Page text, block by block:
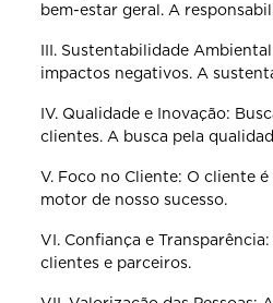
bem-estar geral. A
III. Sustentabilidade
impactos negativos. A
IV. Qualidade e Inovação:
clientes. A busca pela
V. Foco no Cliente: O cliente
motor de nosso sucesso.
VI. Confiança e
clientes e parceiros.